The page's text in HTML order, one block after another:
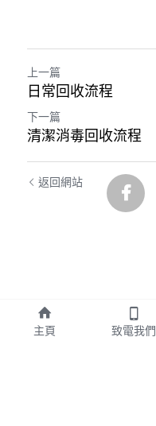
上一篇
日常回收流程
下一篇
清潔消毒回收流程
返回網站
主頁 致電我們